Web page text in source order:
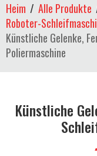
Heim Alle Produkte
Roboter-
Künstliche Gelenke,
Poliermaschine
Künstliche